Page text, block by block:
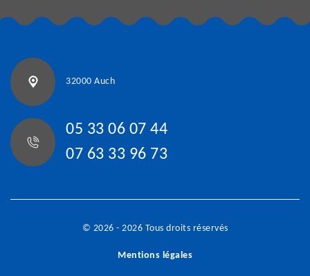
32000 Auch
05 33 06 07 44
07 63 33 96 73
© 2026 - 2026 Tous droits réservés
Mentions légales